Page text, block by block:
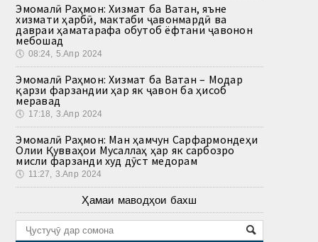
Эмомалӣ Раҳмон: Хизмат ба Ватан, яъне
хизмати ҳарбӣ, мактаби ҷавонмардӣ ва
давраи ҳаматарафа обутоб ёфтани ҷавонон
мебошад
🕔 08:24, 5.Апр 2024
Эмомалӣ Раҳмон: Хизмат ба Ватан – Модар
қарзи фарзандии ҳар як ҷавон ба ҳисоб
меравад
🕔 17:18, 3.Апр 2024
Эмомалӣ Раҳмон: Ман ҳамчун Сарфармондеҳи
Олии Қувваҳои Мусаллаҳ ҳар як сарбозро
мисли фарзанди худ дӯст медорам
🕔 11:27, 3.Апр 2024
Ҳамаи маводҳои бахш